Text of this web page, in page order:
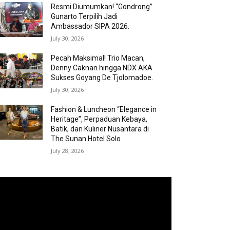
Resmi Diumumkan! “Gondrong”
Gunarto Terpilih Jadi
Ambassador SIPA 2026.
July 30, 2026
Pecah Maksimal! Trio Macan,
Denny Caknan hingga NDX AKA
Sukses Goyang De Tjolomadoe.
July 30, 2026
Fashion & Luncheon “Elegance in
Heritage”, Perpaduan Kebaya,
Batik, dan Kuliner Nusantara di
The Sunan Hotel Solo
July 28, 2026